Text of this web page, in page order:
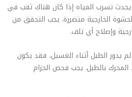
تسرب المياه إذا كان هناك ثقب في
الخارجية متضررة. يجب التحقق من
وإصلاح أي تلف.
لم يدور الطبل أثناء الغسيل، فقد يكون
بالطبل. يجب فحص الحزام